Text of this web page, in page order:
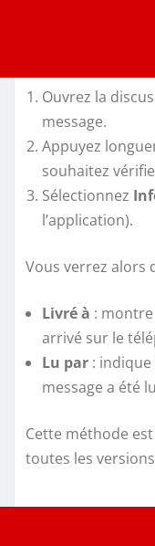
Ouvrez la
message.
Appuyez
souhaitez
Sélectionnez
l’application).
Vous verrez alors
Livré à : montre
arrivé sur le
Lu par : indique
message a été
Cette méthode
toutes les